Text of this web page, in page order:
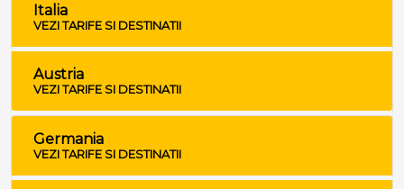
Italia
VEZI TARIFE SI DESTINATII
Austria
VEZI TARIFE SI DESTINATII
Germania
VEZI TARIFE SI DESTINATII